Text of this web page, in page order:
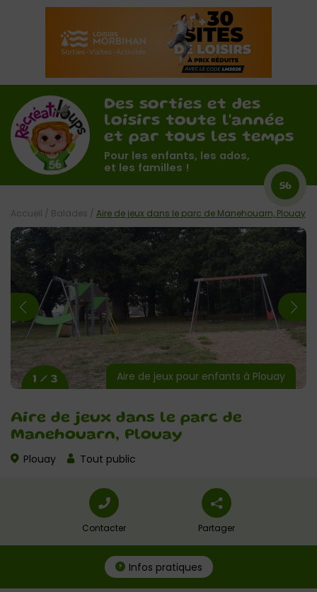
Des sorties et des
loisirs toute l'année
et par tous les temps
Pour les enfants, les ados,
et les familles !
56
Aire de jeux dans le parc de
Manehouarn, Plouay
Plouay Tout public
Aire de jeux pour enfants à Plouay
1 / 3
Accueil / Balades / Aire de jeux dans le parc de Manehouarn, Plouay
Contacter Partager
Infos pratiques